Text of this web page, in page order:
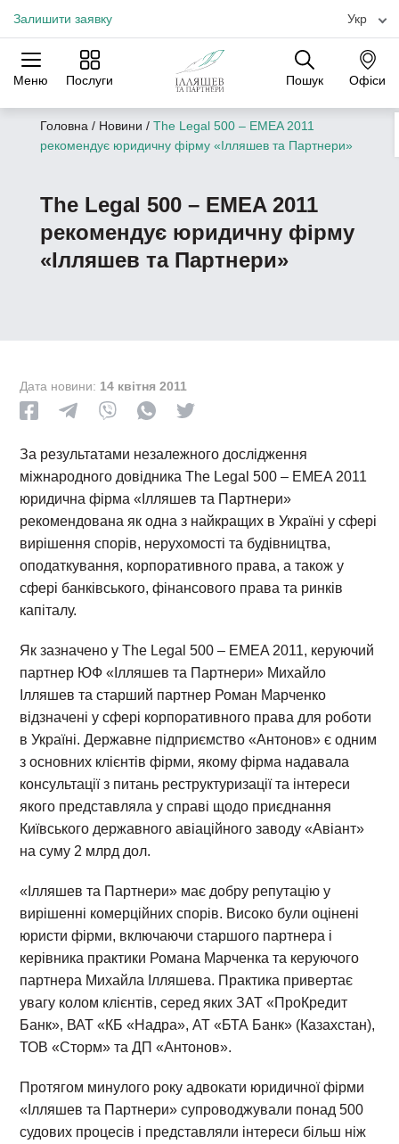
Залишити заявку Укр
Меню Послуги Пошук Офіси
Практики Галузі
Офіси
Головна / Новини / The Legal 500 – EMEA 2011
рекомендує юридичну фірму «Ілляшев та Партнери»
The Legal 500 – EMEA 2011
рекомендує юридичну фірму
«Ілляшев та Партнери»
Дата новини: 14 квітня 2011
За результатами незалежного дослідження
міжнародного довідника The Legal 500 – EMEA 2011
юридична фірма «Ілляшев та Партнери»
рекомендована як одна з найкращих в Україні у сфері
вирішення спорів, нерухомості та будівництва,
оподаткування, корпоративного права, а також у
сфері банківського, фінансового права та ринків
капіталу.
Як зазначено у The Legal 500 – EMEA 2011, керуючий
партнер ЮФ «Ілляшев та Партнери» Михайло
Ілляшев та старший партнер Роман Марченко
відзначені у сфері корпоративного права для роботи
в Україні. Державне підприємство «Антонов» є одним
з основних клієнтів фірми, якому фірма надавала
консультації з питань реструктуризації та інтереси
якого представляла у справі щодо приєднання
Київського державного авіаційного заводу «Авіант»
на суму 2 млрд дол.
«Ілляшев та Партнери» має добру репутацію у
вирішенні комерційних спорів. Високо були оцінені
юристи фірми, включаючи старшого партнера і
керівника практики Романа Марченка та керуючого
партнера Михайла Ілляшева. Практика привертає
увагу колом клієнтів, серед яких ЗАТ «ПроКредит
Банк», ВАТ «КБ «Надра», АТ «БТА Банк» (Казахстан),
ТОВ «Сторм» та ДП «Антонов».
Протягом минулого року адвокати юридичної фірми
«Ілляшев та Партнери» супроводжували понад 500
судових процесів і представляли інтереси більш ніж